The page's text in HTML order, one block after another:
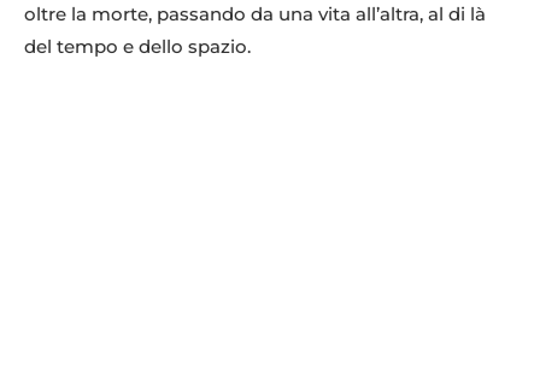
oltre la morte, passando da una vita all’altra, al di là
del tempo e dello spazio.